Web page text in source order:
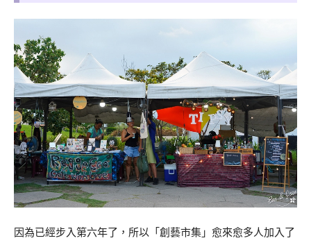
因為已經步入第六年了，所以「創藝市集」愈來愈多人加入了